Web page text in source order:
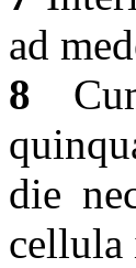
ad
8
die
cellula